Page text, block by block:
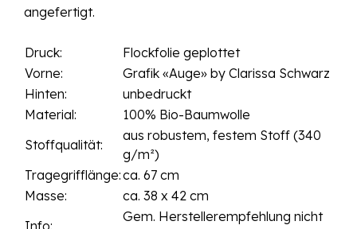
angefertigt.
Druck:
Flockfolie geplottet
Vorne:
Grafik «Auge» by Clarissa Schwarz
Hinten:
unbedruckt
Material:
100% Bio-Baumwolle
Stoffqualität:
aus robustem, festem Stoff (340
g/m²)
Tragegrifflänge:ca. 67 cm
Masse:
ca. 38 x 42 cm
Gem. Herstellerempfehlung nicht